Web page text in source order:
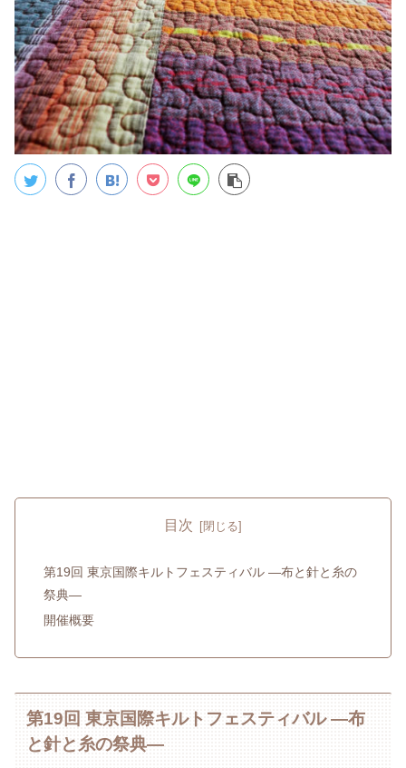
目次
第19回 東京国際キルトフェスティバル ―布と針と糸の
祭典―
開催概要
第19回 東京国際キルトフェスティバル ―布
と針と糸の祭典―